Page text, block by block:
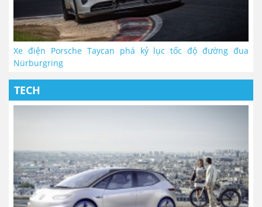
Xe điện Porsche Taycan phá kỷ lục tốc độ đường đua
Nürburgring
TECH